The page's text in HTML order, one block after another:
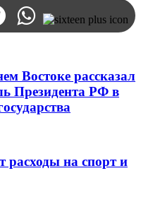
Востоке рассказал
Президента РФ в
расходы на спорт и